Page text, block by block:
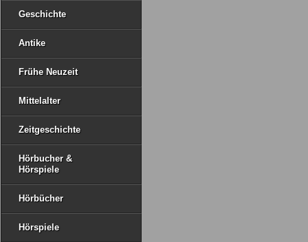
Geschichte
Antike
Frühe Neuzeit
Mittelalter
Zeitgeschichte
Hörbucher &
Hörspiele
Hörbücher
Hörspiele